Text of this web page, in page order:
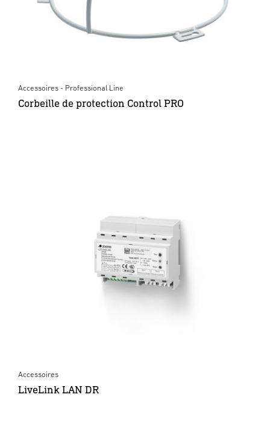
Accessoires - Professional Line
Corbeille de protection Control PRO
Accessoires
LiveLink LAN DR